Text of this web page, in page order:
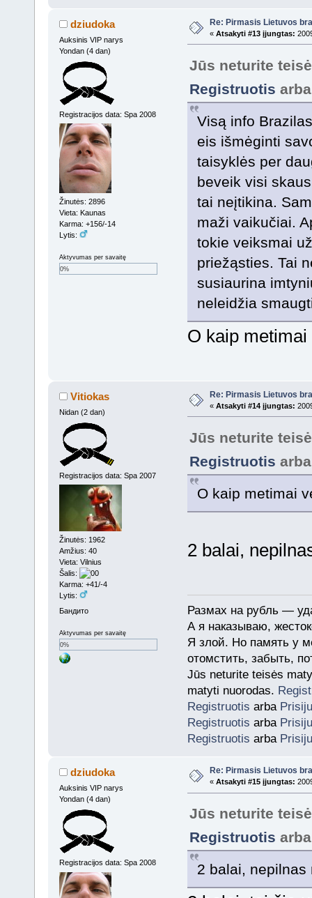
dziudoka
Auksinis VIP narys
Yondan (4 dan)
Registracijos data: Spa 2008
Žinutės: 2896
Vieta: Kaunas
Karma: +156/-14
Lytis:
Aktyvumas per savaitę
0%
Re: Pirmasis Lietuvos
« Atsakyti #13 įjungtas:
Jūs neturite
Registruotis
Visą info
eis išmėginti
taisyklės per
beveik visi
tai neįtikina.
maži vaikučiai.
tokie veiksmai
priežąsties. Tai
susiaurina
neleidžia
O kaip
Vitiokas
Nidan (2 dan)
Registracijos data: Spa 2007
Žinutės: 1962
Amžius: 40
Vieta: Vilnius
Šalis:
Karma: +41/-4
Lytis:
Бандито
Aktyvumas per savaitę
0%
Re: Pirmasis Lietuvos
« Atsakyti #14 įjungtas:
Jūs neturite
Registruotis
O kaip metimai
2 balai,
Размах на рубль —
А я наказываю,
Я злой. Но память у
отомстить, забыть,
Jūs neturite teisės
matyti nuorodas.
Registruotis arba
Registruotis arba
Registruotis arba
dziudoka
Auksinis VIP narys
Yondan (4 dan)
Registracijos data: Spa 2008
Re: Pirmasis Lietuvos
« Atsakyti #15 įjungtas:
Jūs neturite
Registruotis
2 balai, nepilnas